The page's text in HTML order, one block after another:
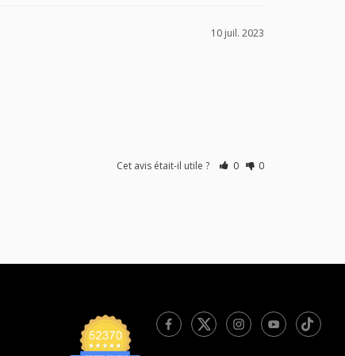
10 juil. 2023
Cet avis était-il utile ? 0 0